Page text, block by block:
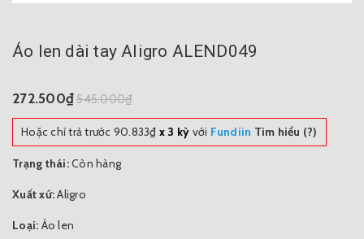
Áo len dài tay Aligro ALEND049
272.500₫545.000₫
Hoặc chỉ trả trước 90.833₫ x 3 kỳ với Fundiin Tìm hiểu (?)
Trạng thái:Còn hàng
Xuất xứ:Aligro
Loại: Áo len